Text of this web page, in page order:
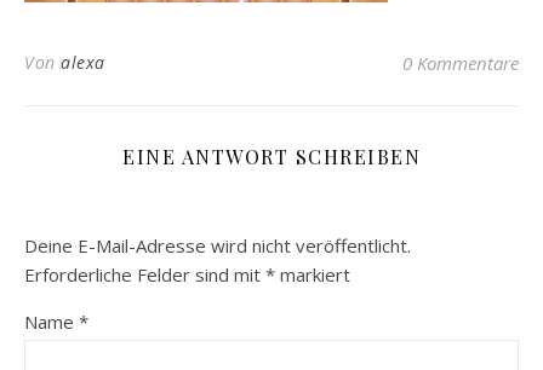
Von alexa 0 Kommentare
EINE ANTWORT SCHREIBEN
Deine E-Mail-Adresse wird nicht veröffentlicht.
Erforderliche Felder sind mit * markiert
Name *